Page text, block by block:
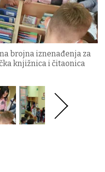
brojna iznenađenja za
knjižnica i čitaonica